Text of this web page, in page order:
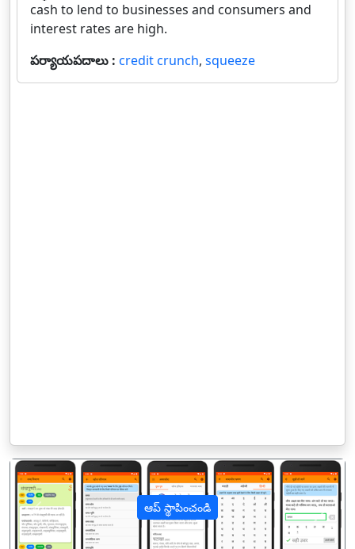
cash to lend to businesses and consumers and
interest rates are high.
పర్యాయపదాలు : credit crunch, squeeze
ఆప్ స్థాపించండి
पिछला